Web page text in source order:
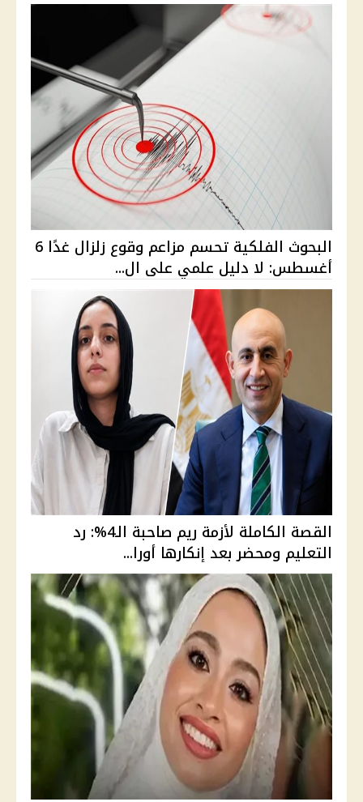
البحوث الفلكية تحسم مزاعم وقوع زلزال غدًا 6
أغسطس: لا دليل علمي على ال...
القصة الكاملة لأزمة ريم صاحبة الـ4%: رد
التعليم ومحضر بعد إنكارها أورا...